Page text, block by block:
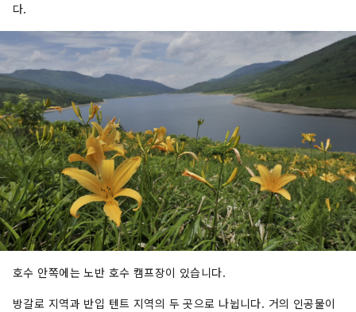
다.
호수 안쪽에는 노반 호수 캠프장이 있습니다.
방갈로 지역과 반입 텐트 지역의 두 곳으로 나뉩니다. 거의 인공물이